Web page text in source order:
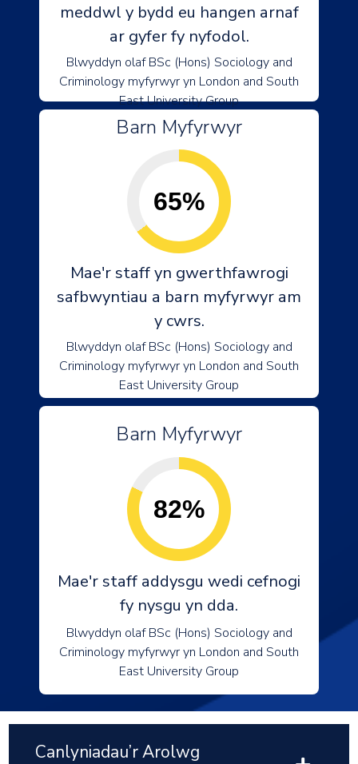
meddwl y bydd eu hangen arnaf
ar gyfer fy nyfodol.
Blwyddyn olaf BSc (Hons) Sociology and
Criminology myfyrwyr yn London and South
East University Group
Barn Myfyrwyr
65%
Mae'r staff yn gwerthfawrogi
safbwyntiau a barn myfyrwyr am
y cwrs.
Blwyddyn olaf BSc (Hons) Sociology and
Criminology myfyrwyr yn London and South
East University Group
Barn Myfyrwyr
82%
Mae'r staff addysgu wedi cefnogi
fy nysgu yn dda.
Blwyddyn olaf BSc (Hons) Sociology and
Criminology myfyrwyr yn London and South
East University Group
Canlyniadau’r Arolwg